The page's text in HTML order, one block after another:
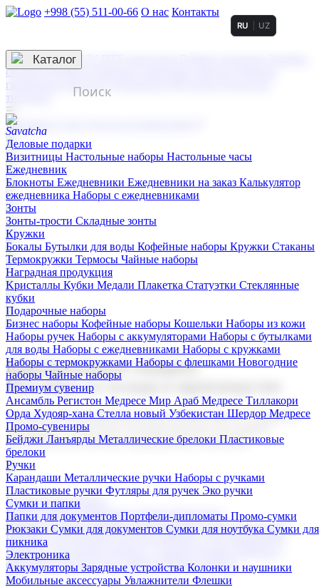
+998 (55) 511-00-66 О нас Контакты
3D гравировка
смолой (Doming)
гравировка твердая
тиснение
RU UZ
☰
Контакты
Каталог
Деловые подарки
Визитницы Настольные наборы Настольные часы
Ежедневник
Блокноты Ежедневники Ежедневники на заказ Калькулятор
ежедневника Наборы с ежедневниками
Зонты
Зонты-трости Складные зонты
Кружки
Бокалы Бутылки для воды Кофейные наборы Кружки Стаканы
Термокружки Термосы Чайные наборы
Наградная продукция
Kристаллы Кубки Медали Плакетка Статуэтки Стеклянные
кубки
Подарочные наборы
Бизнес наборы Кофейные наборы Кошельки Наборы из кожи
Наборы ручек Наборы с аккумуляторами Наборы с бутылками
для воды Наборы с ежедневниками Наборы с кружками
Наборы с термокружками Наборы с флешками Новогодние
наборы Чайные наборы
Премиум сувенир
Ансамбль Регистон Медресе Мир Араб Медресе Тиллакори
Орда Худояр-хана Стелла новый Узбекистан Шердор Медресе
Промо-сувениры
Бейджи Ланъярды Металлические брелоки Пластиковые
брелоки
Ручки
Карандаши Металлические ручки Наборы с ручками
Пластиковые ручки Футляры для ручек Эко ручки
Сумки и папки
Папки для документов Портфели-дипломаты Промо-сумки
Рюкзаки Сумки для документов Сумки для ноутбука Сумки для
пикника
Электроника
Аккумуляторы Зарядные устройства Колонки и наушники
Мобильные аксессуары Увлажнители Флешки
Корпоративные подарки
Поставка со склада и производство
Мы предлагаем широкий выбор корпоративных подарков и
сувениров с логотипом. В нашем каталоге вы найдете
продукцию для бизнеса, мероприятия и клиентов.
Подарочные наборы
Бизнес наборыКофейные наборы Кошельки
Наборы из кожиНаборы ручекНаборы с аккумуляторами
Наборы с бутылками для воды
Наборы с ежедневниками
Наборы с кружками
флешкамиНовогодние наборыЧайные наборы